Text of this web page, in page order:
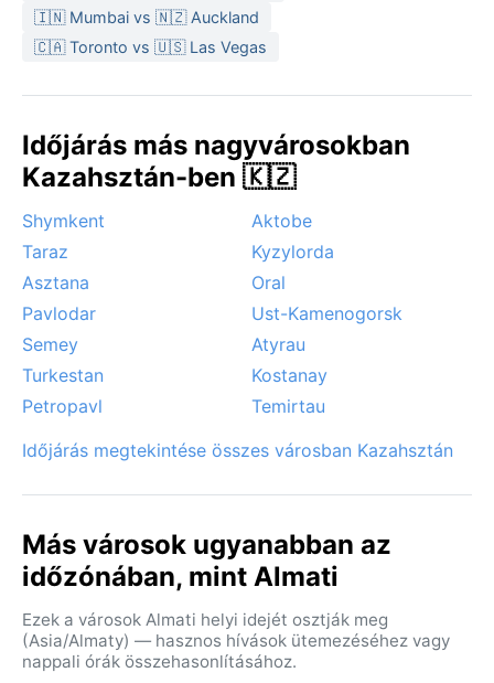
enyhül, a hegyek felől érkező szellő frissít, és a
csapadék is mérsékelt. Télen a város felett gyakran
káprázatos. A régióban nincs monszun vagy hurrikán,
azonban a hegyek felől időnként erős, szeles frontok
érkeznek, amelyek gyors hőmérséklet-változást
hoznak. A nyári záporok frissességet, a téli hóesés
pedig csendes szépséget varázsol Almati utcáira.
🇮🇳 Mumbai vs 🇳🇿 Auckland
🇨🇦 Toronto vs 🇺🇸 Las Vegas
Időjárás más nagyvárosokban
Kazahsztán-ben 🇰🇿
Shymkent
Aktobe
Taraz
Kyzylorda
Asztana
Oral
Pavlodar
Ust-Kamenogorsk
Semey
Atyrau
Turkestan
Kostanay
Petropavl
Temirtau
Időjárás megtekintése összes városban Kazahsztán
Más városok ugyanabban az
időzónában, mint Almati
Ezek a városok Almati helyi idejét osztják meg
(Asia/Almaty) — hasznos hívások ütemezéséhez vagy
nappali órák összehasonlításához.